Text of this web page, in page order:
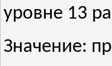
уровне 13
Значение: